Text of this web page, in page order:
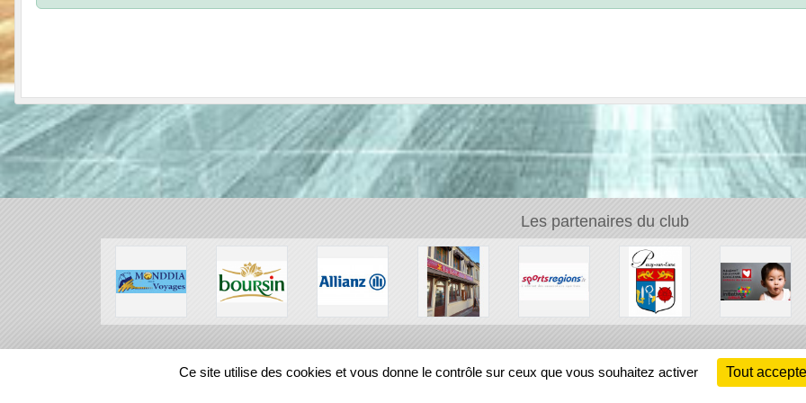
Les partenaires du club
REGIONS
Ce site utilise des cookies et vous donne le contrôle sur ceux que vous souhaitez activer Tout